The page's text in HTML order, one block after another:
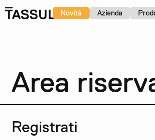
Novità Azienda
Area
Registrati